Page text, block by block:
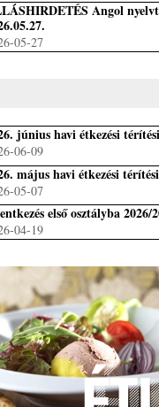
Angol
05-27
június havi étkezési
06-09
május havi étkezési
05-07
első osztályba 2026/
04-19